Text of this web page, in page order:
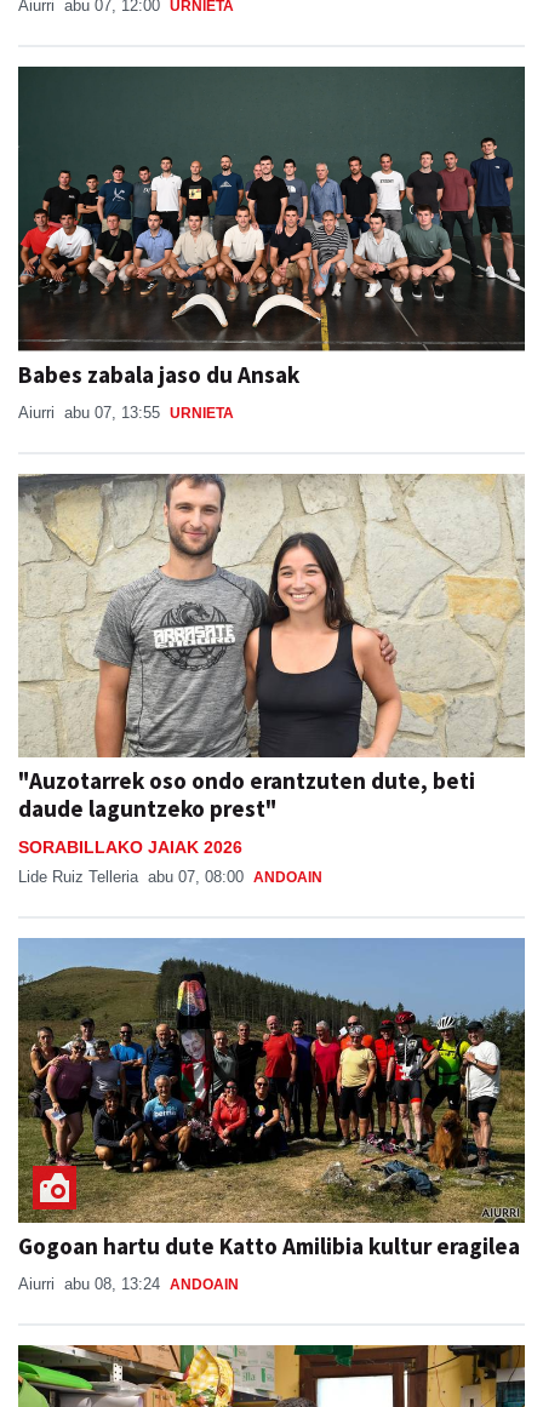
Aiurri abu 07, 12:00 URNIETA
Babes zabala jaso du Ansak
Aiurri abu 07, 13:55 URNIETA
"Auzotarrek oso ondo erantzuten dute, beti
daude laguntzeko prest"
SORABILLAKO JAIAK 2026
Lide Ruiz Telleria abu 07, 08:00 ANDOAIN
Gogoan hartu dute Katto Amilibia kultur eragilea
Aiurri abu 08, 13:24 ANDOAIN